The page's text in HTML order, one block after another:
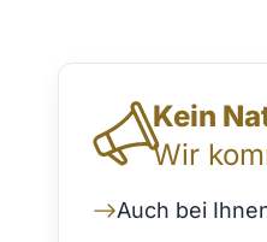
Kein
Wir
Auch bei